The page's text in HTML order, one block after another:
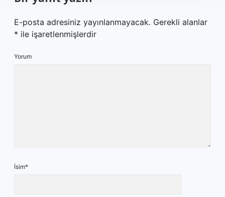
E-posta adresiniz yayınlanmayacak. Gerekli alanlar
* ile işaretlenmişlerdir
Yorum
İsim*